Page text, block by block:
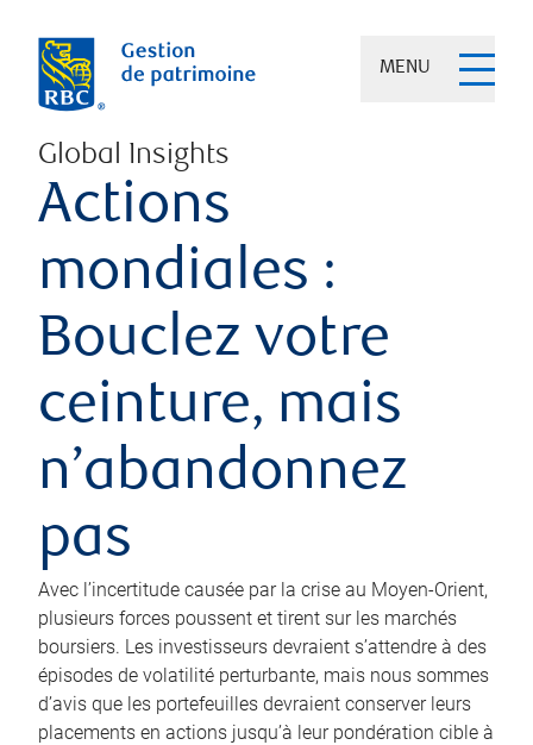
MENU
Global Insights
Actions
mondiales :
Bouclez votre
ceinture, mais
n’abandonnez
pas
Avec l’incertitude causée par la crise au Moyen-Orient,
plusieurs forces poussent et tirent sur les marchés
boursiers. Les investisseurs devraient s’attendre à des
épisodes de volatilité perturbante, mais nous sommes
d’avis que les portefeuilles devraient conserver leurs
placements en actions jusqu’à leur pondération cible à